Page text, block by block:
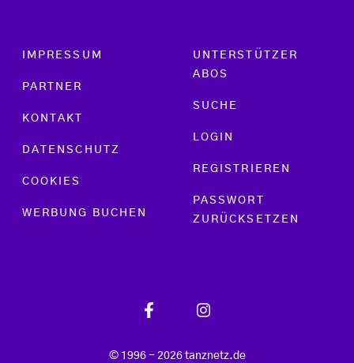
Footer menu
IMPRESSUM
PARTNER
KONTAKT
DATENSCHUTZ
COOKIES
WERBUNG BUCHEN
UNTERSTÜTZER
ABOS
SUCHE
LOGIN
REGISTRIEREN
PASSWORT
ZURÜCKSETZEN
© 1996 - 2026 tanznetz.de